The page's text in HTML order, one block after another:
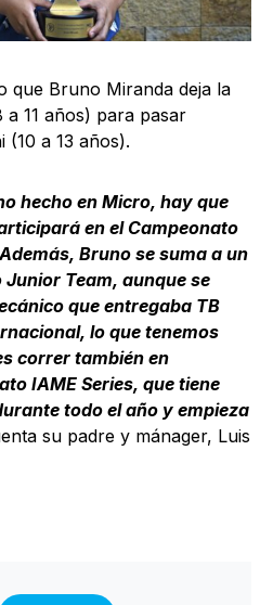
que Bruno Miranda deja la
11 años) para pasar
(10 a 13 años).
hecho en Micro, hay que
en el Campeonato
Bruno se suma a un
Team, aunque se
que entregaba TB
lo que tenemos
correr también en
IAME Series, que tiene
todo el año y empieza
su padre y mánager, Luis